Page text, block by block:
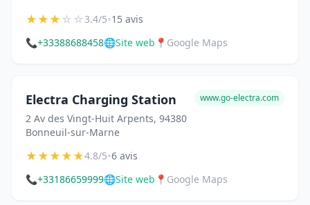
★★★☆☆3.4/5•15 avis
📞+33388688458🌐Site web 📍 Google Maps
Electra Charging Station
2 Av des Vingt-Huit Arpents, 94380
Bonneuil-sur-Marne
www.go-electra.com
★★★★★4.8/5•6 avis
📞+33186659999🌐Site web 📍 Google Maps